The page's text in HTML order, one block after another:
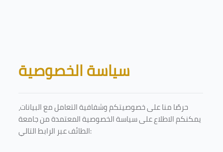
Blocks
سياسة الخصوصية
حرصًا منا على خصوصيتكم وشفافية التعامل مع البيانات،
يمكنكم الاطلاع على سياسة الخصوصية المعتمدة من جامعة
الطائف عبر الرابط التالي: